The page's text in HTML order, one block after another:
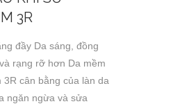
3R
đầy Da sáng, đồng
rạng rỡ hơn Da mềm
3R cân bằng của làn da
ngăn ngừa và sửa